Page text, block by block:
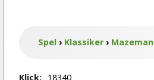
Spel › Klassiker › Mazeman
Klick:
18340